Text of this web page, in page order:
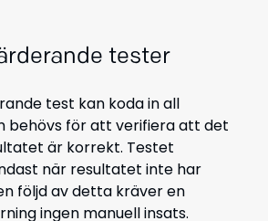
tester
test kan koda in all
behövs för att verifiera att det
är korrekt. Testet
när resultatet inte har
följd av detta kräver en
ingen manuell insats.